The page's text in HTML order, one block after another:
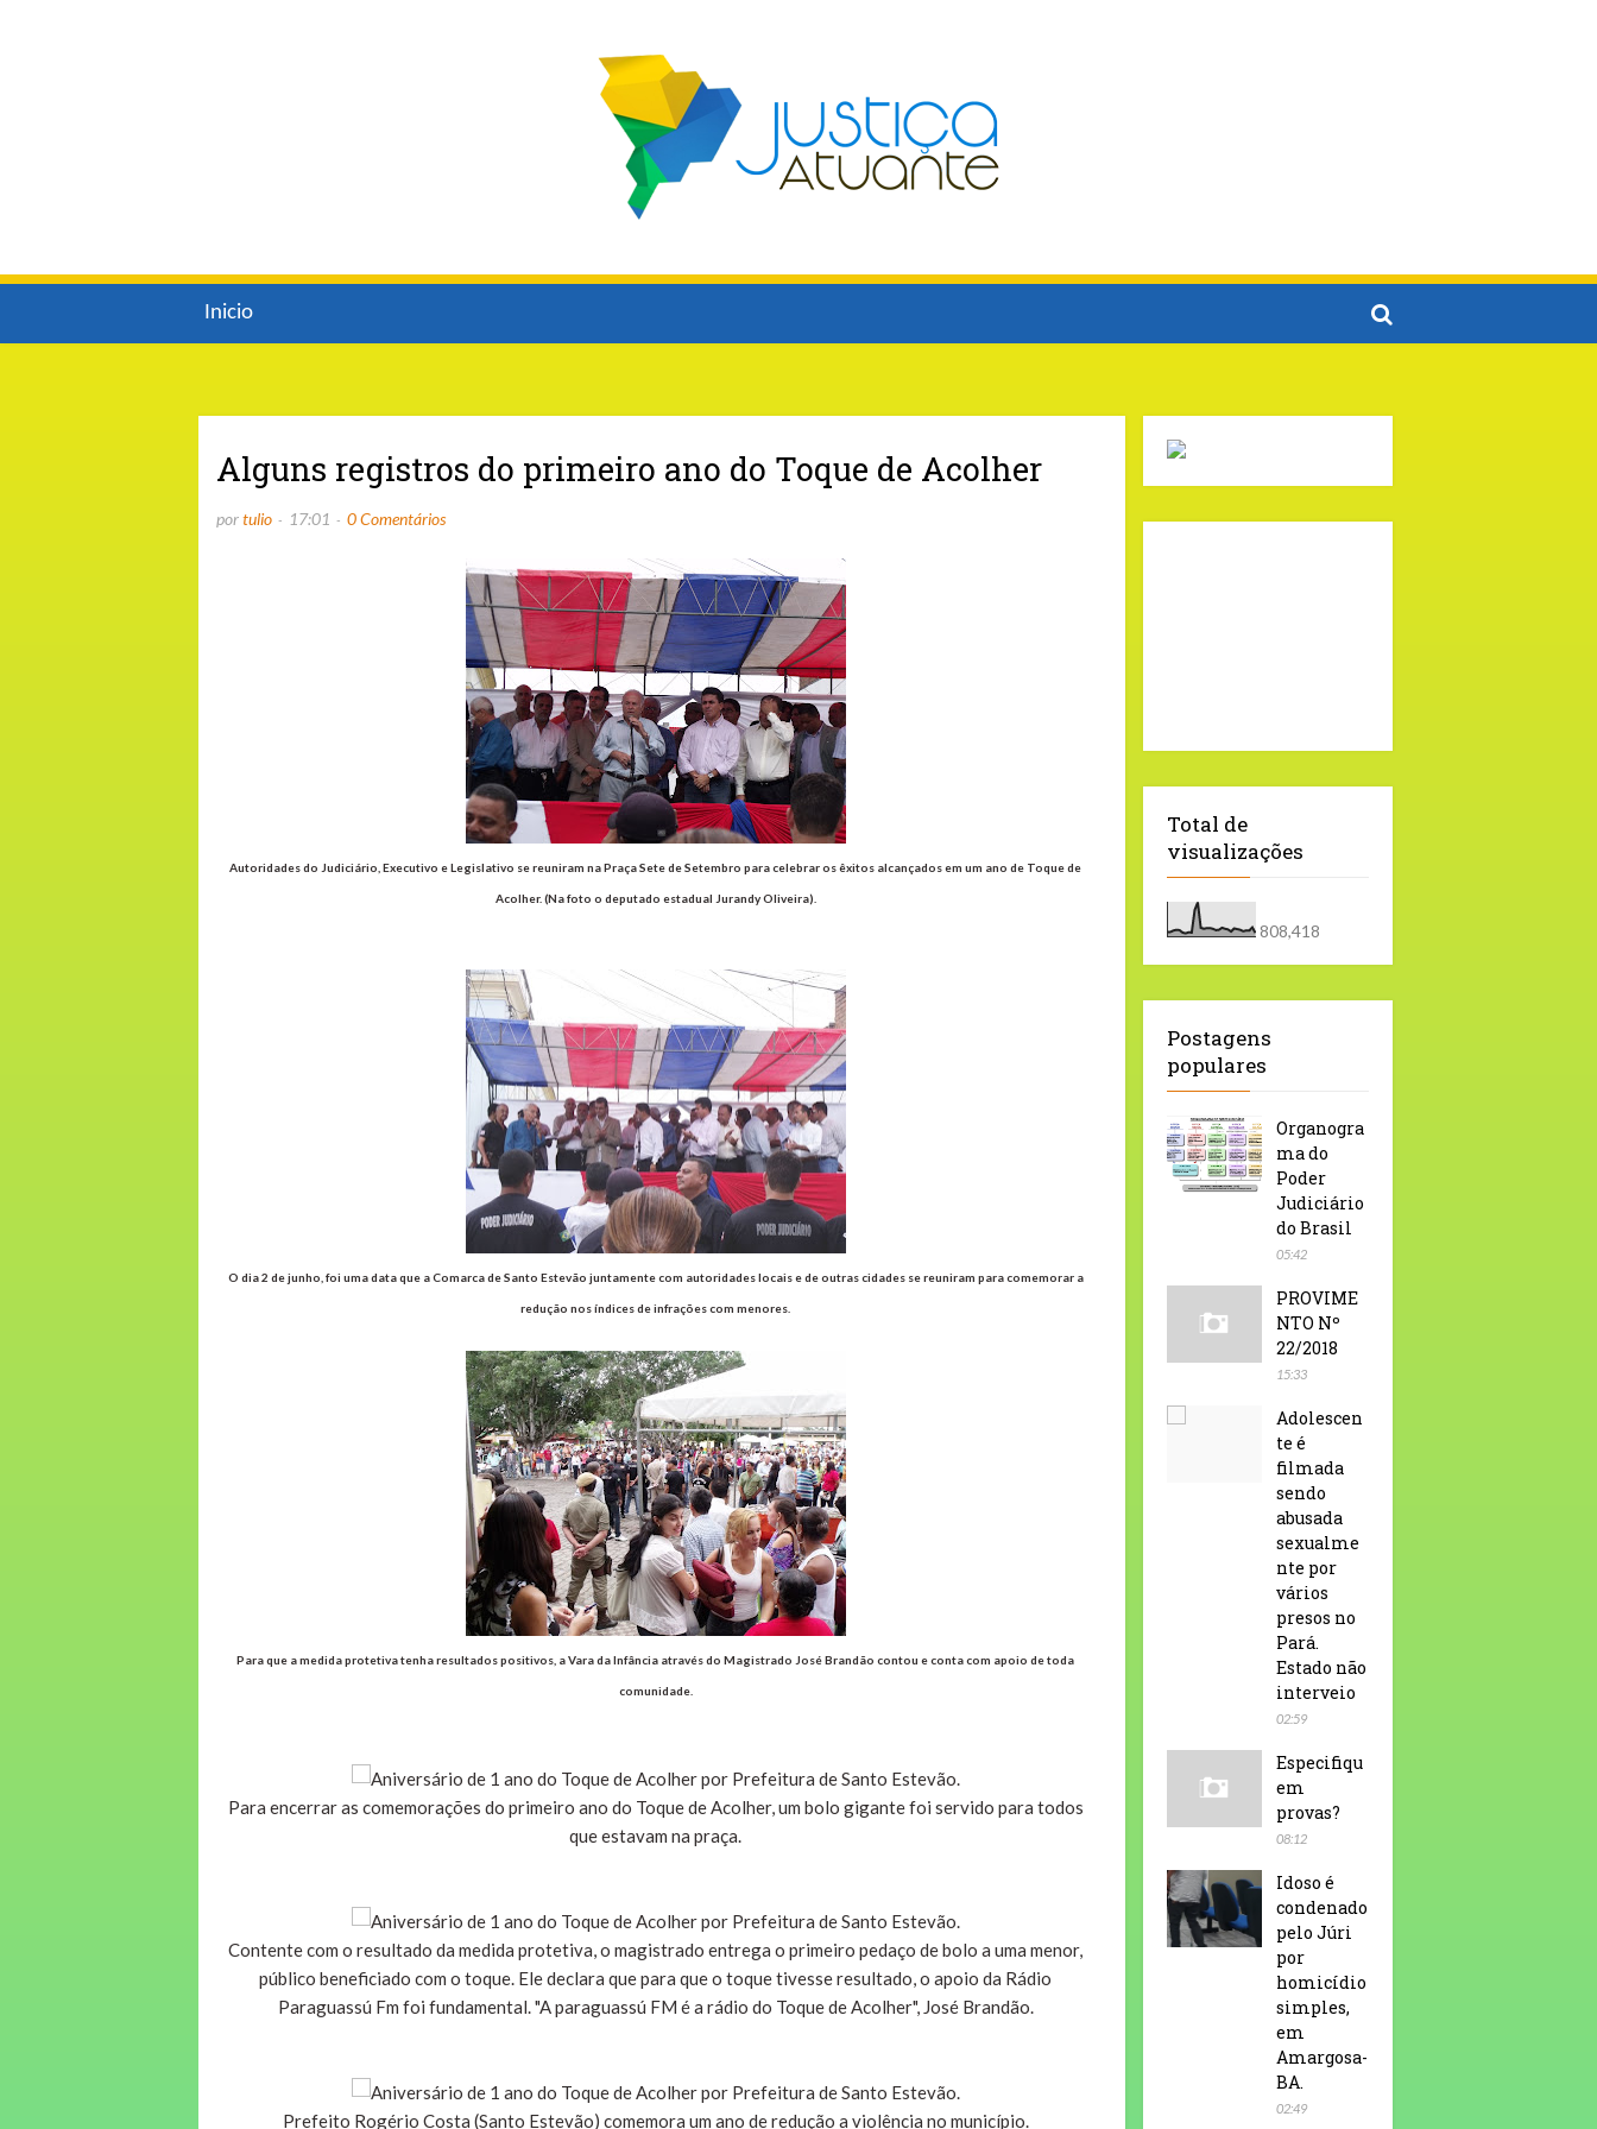
Inicio
Alguns registros do primeiro ano do Toque de Acolher
portulio 17:01 0 Comentários
Autoridades do Judiciário, Executivo e Legislativo se reuniram na Praça Sete de Setembro para celebrar os êxitos alcançados em um ano de Toque de
Acolher. (Na foto o deputado estadual Jurandy Oliveira).
O dia 2 de junho, foi uma data que a Comarca de Santo Estevão juntamente com autoridades locais e de outras cidades se reuniram para comemorar a
redução nos índices de infrações com menores.
Para que a medida protetiva tenha resultados positivos, a Vara da Infância através do Magistrado José Brandão contou e conta com apoio de toda
comunidade.
Para encerrar as comemorações do primeiro ano do Toque de Acolher, um bolo gigante foi servido para todos
que estavam na praça.
Contente com o resultado da medida protetiva, o magistrado entrega o primeiro pedaço de bolo a uma menor,
público beneficiado com o toque. Ele declara que para que o toque tivesse resultado, o apoio da Rádio
Paraguassú Fm foi fundamental. "A paraguassú FM é a rádio do Toque de Acolher", José Brandão.
Prefeito Rogério Costa (Santo Estevão) comemora um ano de redução a violência no município.
Total de
visualizações
808,418
Postagens
populares
Organogra
ma do
Poder
Judiciário
do Brasil
05:42
PROVIME
NTO Nº
22/2018
15:33
Adolescen
te é
filmada
sendo
abusada
sexualme
nte por
vários
presos no
Pará.
Estado não
interveio
02:59
Especifiqu
em
provas?
08:12
Idoso é
condenado
pelo Júri
por
homicídio
simples,
em
Amargosa-
BA.
02:49